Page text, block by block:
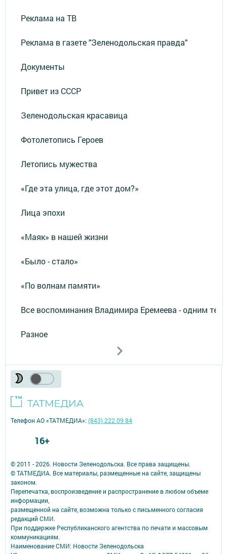
Реклама на ТВ
Реклама в газете "Зеленодольская правда"
Документы
Привет из СССР
Зеленодольская красавица
Фотолетопись Героев
Летопись мужества
«Где эта улица, где этот дом?»
Лица эпохи
«Маяк» в нашей жизни
«Было - стало»
«По волнам памяти»
Все воспоминания Владимира Еремеева - одним
Разное
© 2011 - 2026. Новости Зеленодольска. Все права защищены.
© ТАТМЕДИА. Все материалы, размещенные на сайте, защищены
законом.
Перепечатка, воспроизведение и распространение в любом объеме
информации,
размещенной на сайте, возможна только с письменного согласия
редакций СМИ.
При поддержке Республиканского агентства по печати и массовым
коммуникациям.
Наименование СМИ: Новости Зеленодольска
Телефон АО «ТАТМЕДИА»:(843) 222 09 84
16+